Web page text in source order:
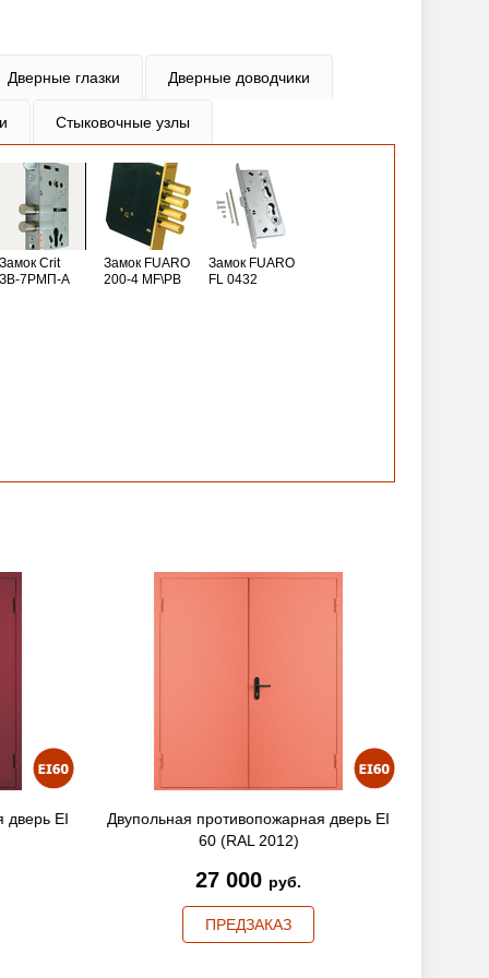
Дверные глазки Дверные доводчики
Стыковочные узлы
Замок Crit
ЗВ-7РМП-А
Замок FUARO
200-4 MF\РВ
Замок FUARO
FL 0432
дверь EI
Двупольная противопожарная дверь EI
60 (RAL 2012)
27 000 руб.
ПРЕДЗАКАЗ